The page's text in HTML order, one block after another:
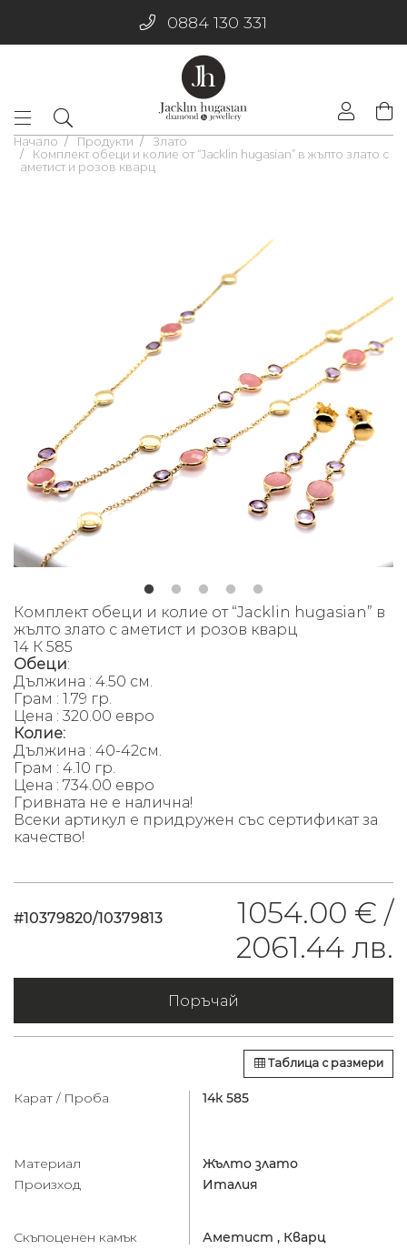
0884 130 331
Начало Продукти
Злато
Комплект обеци и колие от “Jacklin hugasian” в жълто злато с
аметист и розов кварц
Комплект обеци и колие от “Jacklin hugasian” в
жълто злато с аметист и розов кварц
14 К 585
Обеци:
Дължина : 4.50 см.
Грам : 1.79 гр.
Цена : 320.00 евро
Колие:
Дължина : 40-42см.
Грам : 4.10 гр.
Цена : 734.00 евро
Гривната не е налична!
Всеки артикул е придружен със сертификат за
качество!
#10379820/10379813
1054.00 € /
2061.44 лв.
Поръчай
Таблица с размери
Карат / Проба 14к 585
Материал
Жълто злато
Произход
Италия
Скъпоценен камък Аметист , Кварц